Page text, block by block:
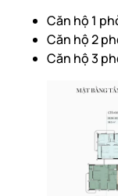
Căn hộ 1
Căn hộ 2
Căn hộ 3